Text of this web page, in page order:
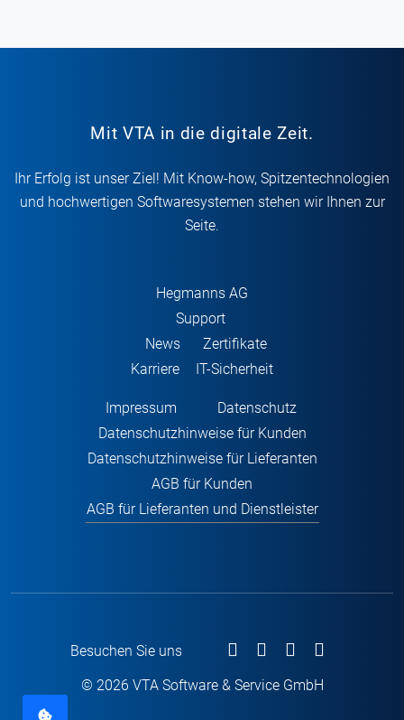
Mit VTA in die digitale Zeit.
Ihr Erfolg ist unser Ziel! Mit Know-how, Spitzentechnologien
und hochwertigen Softwaresystemen stehen wir Ihnen zur
Seite.
Hegmanns AG
Support
News
Zertifikate
Karriere
IT-Sicherheit
Impressum
Datenschutz
Datenschutzhinweise für Kunden
Datenschutzhinweise für Lieferanten
AGB für Kunden
AGB für Lieferanten und Dienstleister
© 2026 VTA Software & Service GmbH
Besuchen Sie uns